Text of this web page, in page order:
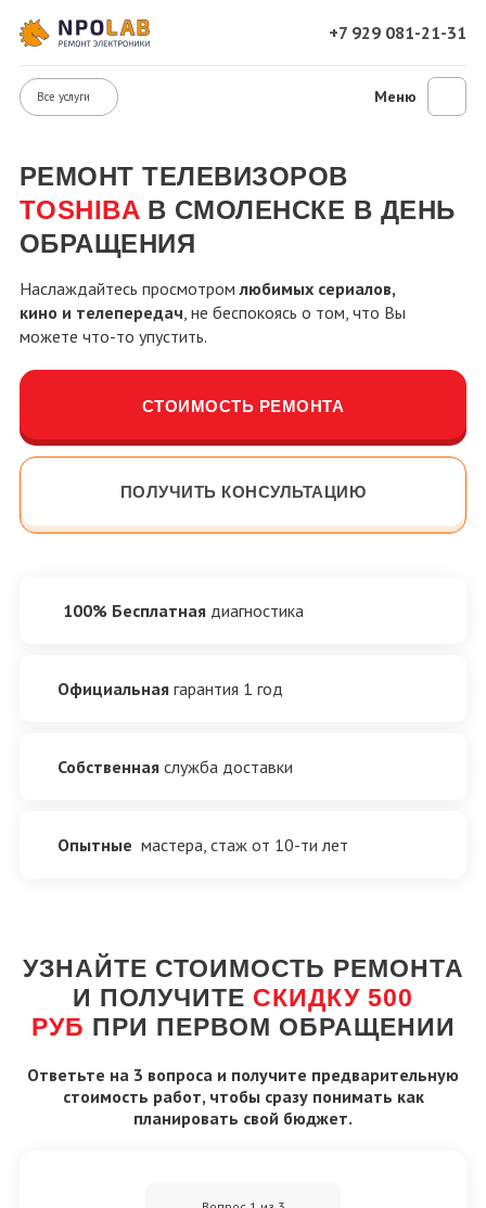
+7 929 081-21-31
Все услуги Меню
РЕМОНТ ТЕЛЕВИЗОРОВ
TOSHIBAВ СМОЛЕНСКЕ В ДЕНЬ
ОБРАЩЕНИЯ
Наслаждайтесь просмотромлюбимых сериалов,
кино и телепередач, не беспокоясь о том, что Вы
можете что-то упустить.
СТОИМОСТЬ РЕМОНТА
ПОЛУЧИТЬ КОНСУЛЬТАЦИЮ
100% Бесплатнаядиагностика
Официальная гарантия 1 год
Собственнаяслужба доставки
Опытные мастера, стаж от 10-ти лет
УЗНАЙТЕ СТОИМОСТЬ РЕМОНТА
И ПОЛУЧИТЕ СКИДКУ 500
РУБ ПРИ ПЕРВОМ ОБРАЩЕНИИ
Ответьте на 3 вопроса и получите предварительную
стоимость работ, чтобы сразу понимать как
планировать свой бюджет.